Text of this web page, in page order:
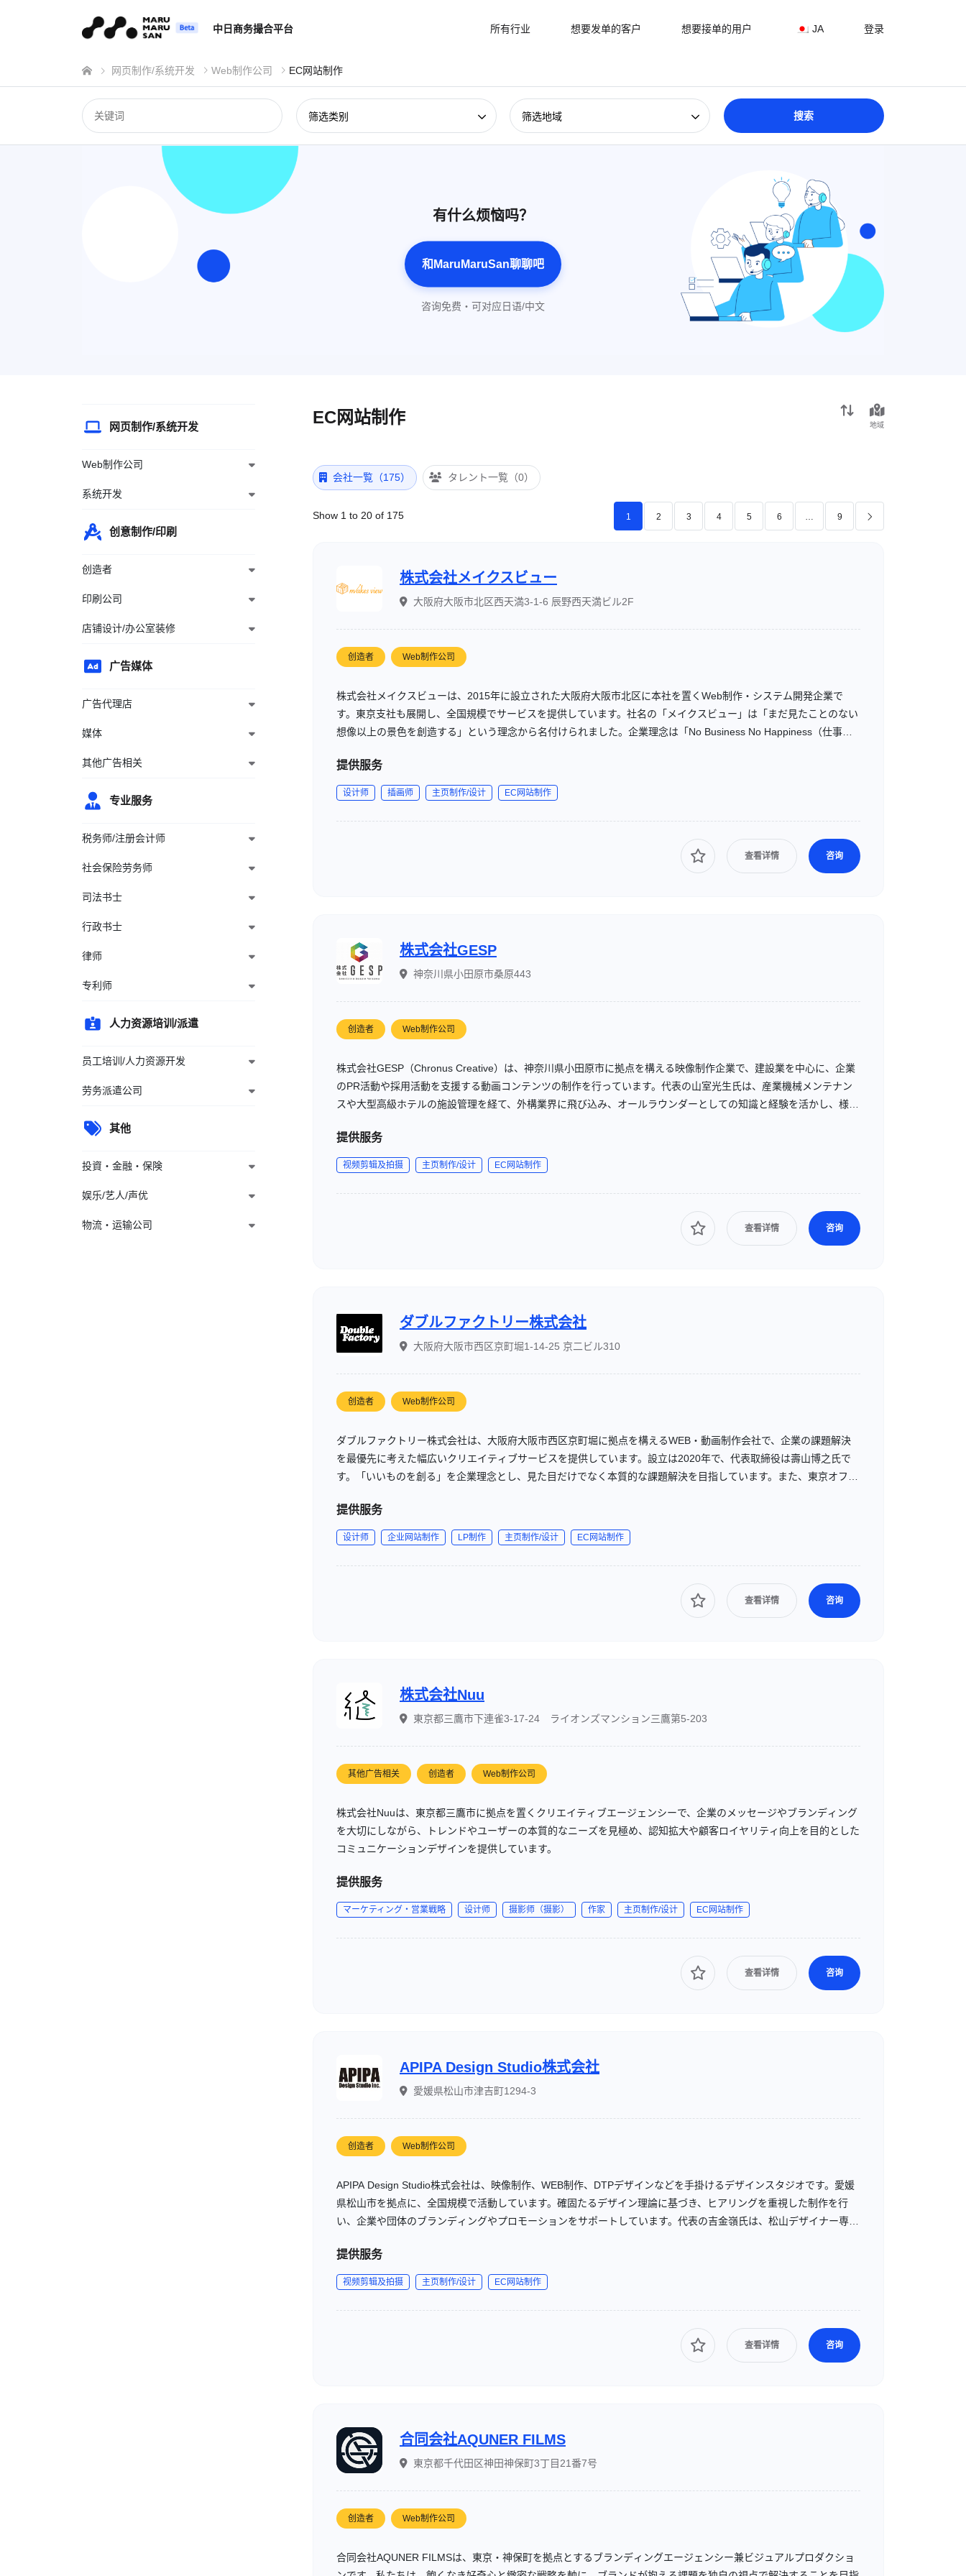
中日商务撮合平台 所有行业 想要发单的客户 想要接单的用户 JA 登录
网页制作/系统开发 Web制作公司 EC网站制作
筛选类别 筛选地域
有什么烦恼吗？
和MaruMaruSan聊聊吧
咨询免费・可对应日语/中文
网页制作/系统开发
Web制作公司
系统开发
创意制作/印刷
创造者
印刷公司
店铺设计/办公室装修
广告媒体
广告代理店
媒体
其他广告相关
专业服务
税务师/注册会计师
社会保险劳务师
司法书士
行政书士
律师
专利师
人力资源培训/派遣
员工培训/人力资源开发
劳务派遣公司
其他
投資・金融・保険
娱乐/艺人/声优
物流・运输公司
EC网站制作 地域
会社一覧（175） タレント一覧（0）
Show 1 to 20 of 175 1 2 3 4 5 6 … 9 
株式会社メイクスビュー
大阪府大阪市北区西天満3-1-6 辰野西天満ビル2F
创造者 Web制作公司
株式会社メイクスビューは、2015年に設立された大阪府大阪市北区に本社を置くWeb制作・システム開発企業で
す。東京支社も展開し、全国規模でサービスを提供しています。社名の「メイクスビュー」は「まだ見たことのない
想像以上の景色を創造する」という理念から名付けられました。企業理念は「No Business No Happiness（仕事が
指しています。
提供服务
设计师 插画师 主页制作/设计 EC网站制作
查看详情 咨询
株式会社GESP
神奈川県小田原市桑原443
创造者 Web制作公司
株式会社GESP（Chronus Creative）は、神奈川県小田原市に拠点を構える映像制作企業で、建設業を中心に、企業
のPR活動や採用活動を支援する動画コンテンツの制作を行っています。代表の山室光生氏は、産業機械メンテナン
スや大型高級ホテルの施設管理を経て、外構業界に飛び込み、オールラウンダーとしての知識と経験を活かし、様々
提供服务
视频剪辑及拍摄 主页制作/设计 EC网站制作
查看详情 咨询
ダブルファクトリー株式会社
大阪府大阪市西区京町堀1-14-25 京二ビル310
创造者 Web制作公司
ダブルファクトリー株式会社は、大阪府大阪市西区京町堀に拠点を構えるWEB・動画制作会社で、企業の課題解決
を最優先に考えた幅広いクリエイティブサービスを提供しています。設立は2020年で、代表取締役は壽山博之氏で
す。「いいものを創る」を企業理念とし、見た目だけでなく本質的な課題解決を目指しています。また、東京オフィ
提供服务
设计师 企业网站制作 LP制作 主页制作/设计 EC网站制作
查看详情 咨询
株式会社Nuu
東京都三鷹市下連雀3-17-24 ライオンズマンション三鷹第5-203
其他广告相关 创造者 Web制作公司
株式会社Nuuは、東京都三鷹市に拠点を置くクリエイティブエージェンシーで、企業のメッセージやブランディング
を大切にしながら、トレンドやユーザーの本質的なニーズを見極め、認知拡大や顧客ロイヤリティ向上を目的とした
コミュニケーションデザインを提供しています。
提供服务
マーケティング・営業戦略 设计师 摄影师（摄影） 作家 主页制作/设计 EC网站制作
查看详情 咨询
APIPA Design Studio株式会社
愛媛県松山市津吉町1294-3
创造者 Web制作公司
APIPA Design Studio株式会社は、映像制作、WEB制作、DTPデザインなどを手掛けるデザインスタジオです。愛媛
県松山市を拠点に、全国規模で活動しています。確固たるデザイン理論に基づき、ヒアリングを重視した制作を行
い、企業や団体のブランディングやプロモーションをサポートしています。代表の吉金嶺氏は、松山デザイナー専門
提供服务
视频剪辑及拍摄 主页制作/设计 EC网站制作
查看详情 咨询
合同会社AQUNER FILMS
東京都千代田区神田神保町3丁目21番7号
创造者 Web制作公司
合同会社AQUNER FILMSは、東京・神保町を拠点とするブランディングエージェンシー兼ビジュアルプロダクショ